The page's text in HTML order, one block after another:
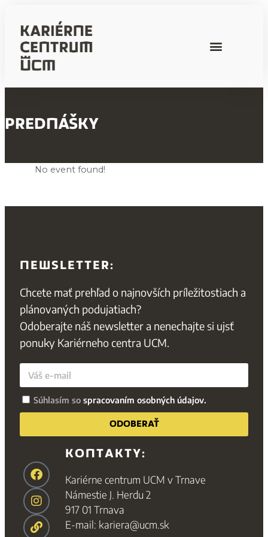
PREDNÁŠKY
No event found!
NEWSLETTER:
Chcete mať prehľad o najnovších príležitostiach a
plánovaných podujatiach?
Odoberajte náš newsletter a nenechajte si ujsť
ponuky Kariérneho centra UCM.
Súhlasím so spracovaním osobných údajov.
ODOBERAŤ
KONTAKTY:
Kariérne centrum UCM v Trnave
Námestie J. Herdu 2
917 01 Trnava
E-mail: kariera@ucm.sk